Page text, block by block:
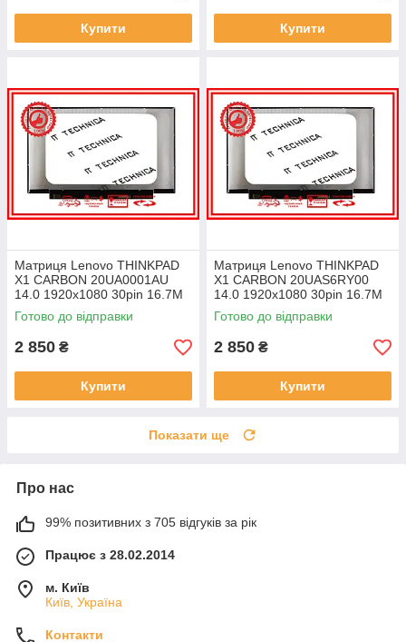
Купити Купити
Матриця Lenovo THINKPAD
X1 CARBON 20UA0001AU
14.0 1920x1080 30pin 16.7M
45% NTSC 300 cd/m² для
ноутбука
Готово до відправки
2 850 ₴
Купити
Матриця Lenovo THINKPAD
X1 CARBON 20UAS6RY00
14.0 1920x1080 30pin 16.7M
45% NTSC 300 cd/m² для
ноутбука
Готово до відправки
2 850 ₴
Купити
Показати ще
Про нас
99% позитивних з 705 відгуків за рік
Працює з 28.02.2014
м. Київ
Київ, Україна
Контакти